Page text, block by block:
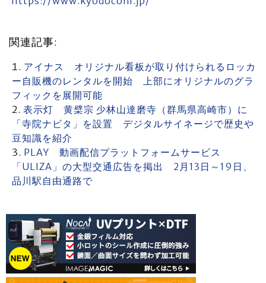
関連記事:
アイナス オリジナル看板が取り付けられるロッカ
ー自販機のレンタルを開始 上部にオリジナルのグラ
フィックを展開可能
表示灯 黄檗宗 少林山達磨寺（群馬県高崎市）に
「寺院ナビタ」を設置 デジタルサイネージで歴史や
豆知識を紹介
PLAY 動画配信プラットフォームサービス
「ULIZA」の大型交通広告を掲出 2月13日～19日、
品川駅自由通路で